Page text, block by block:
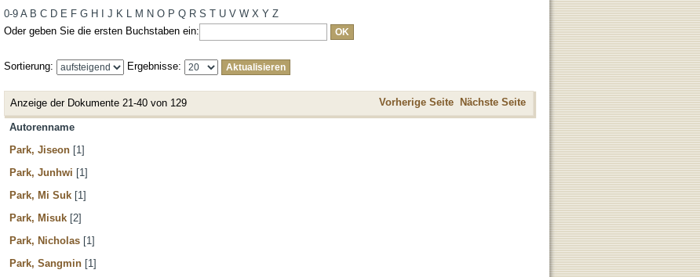
0-9 A B C D E F G H J K L M N O P Q R S T U V W X Y Z
Oder geben Sie die ersten Buchstaben ein:
Sortierung: Ergebnisse:
Anzeige der Dokumente 21-40 von 129 Vorherige Seite Nächste Seite
Autorenname
Park, Jiseon [1]
Park, Junhwi [1]
Park, Mi Suk [1]
Park, Misuk [2]
Park, Nicholas [1]
Park, Sangmin [1]